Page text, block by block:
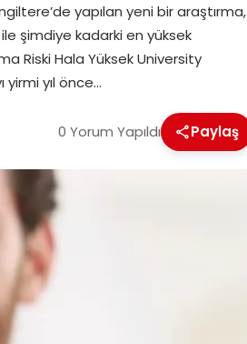
yapılan yeni bir araştırma,
ile şimdiye kadarki en yüksek
Riski Hala Yüksek University
yirmi yıl önce…
0 Yorum Yapıldı Paylaş